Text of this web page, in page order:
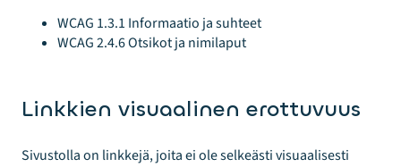
WCAG 1.3.1 Informaatio ja suhteet
WCAG 2.4.6 Otsikot ja nimilaput
Linkkien visuaalinen erottuvuus
Sivustolla on linkkejä, joita ei ole selkeästi visuaalisesti